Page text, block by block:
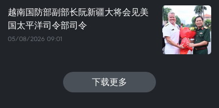
越南国防部副部长阮新疆大将会见美
国太平洋司令部司令
05/08/2026 09:01
下载更多